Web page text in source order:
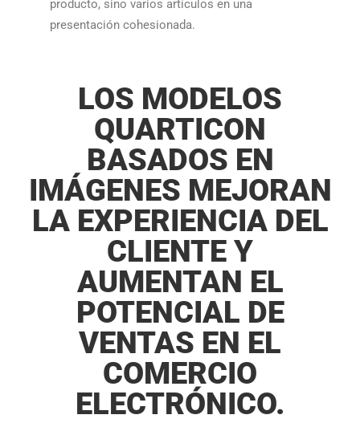
producto, sino varios artículos en una
presentación cohesionada.​​
LOS MODELOS
QUARTICON
BASADOS EN
IMÁGENES MEJORAN
LA EXPERIENCIA DEL
CLIENTE Y
AUMENTAN EL
POTENCIAL DE
VENTAS EN EL
COMERCIO
ELECTRÓNICO.​​